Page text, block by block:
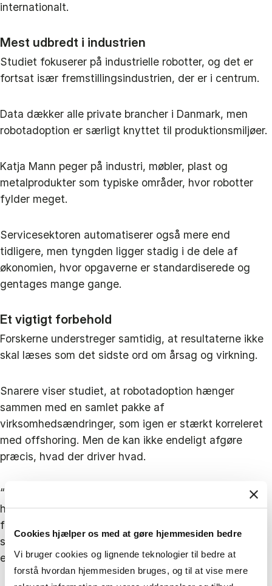
Cookies hjælper os med at gøre hjemmesiden bedre
Vi bruger cookies og lignende teknologier til bedre at
forstå hvordan hjemmesiden bruges, og til at vise mere
internationalt.
Mest udbredt i industrien
Studiet fokuserer på industrielle robotter, og det er
fortsat især fremstillingsindustrien, der er i centrum.
Data dækker alle private brancher i Danmark, men
robotadoption er særligt knyttet til produktionsmiljøer.
Katja Mann peger på industri, møbler, plast og
metalprodukter som typiske områder, hvor robotter
fylder meget.
Servicesektoren automatiserer også mere end
tidligere, men tyngden ligger stadig i de dele af
økonomien, hvor opgaverne er standardiserede og
gentages mange gange.
Et vigtigt forbehold
Forskerne understreger samtidig, at resultaterne ikke
skal læses som det sidste ord om årsag og virkning.
Snarere viser studiet, at robotadoption hænger
sammen med en samlet pakke af
virksomhedsændringer, som igen er stærkt korreleret
med offshoring. Men de kan ikke endeligt afgøre
præcis, hvad der driver hvad.
“Den vigtigste begrænsning er, at vi ikke kan være
hundrede procent sikre på kausaliteten. Vi gør meget
for at komme tættere på den, så det er ikke bare en
simpel korrelation, men vi har ikke et naturligt
eksperiment,” siger Katja Mann.